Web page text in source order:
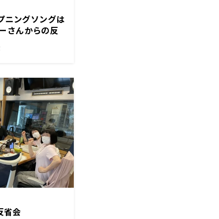
ニングソングは
さんからの反
省会